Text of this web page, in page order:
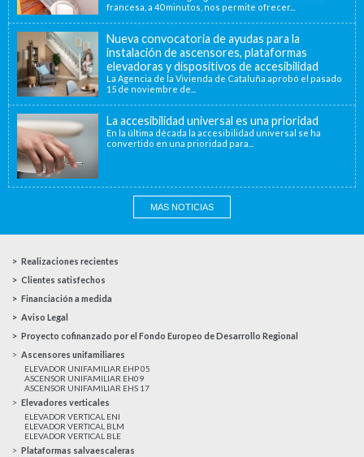
francesa, a 40 minutos, nos permite ofrecer...
Nueva convocatoria de ayudas para la
instalación de ascensores, plataformas
elevadoras y dispositivos de accesibilidad
La Agencia de la Vivienda de Cataluña aprobó el pasado
15 de noviembre de...
La accesibilidad universal es una prioridad
En la última década la accesibilidad universal se ha
convertido en una prioridad para...
MAS NOTICIAS
Realizaciones recientes
Clientes satisfechos
Financiación a medida
Aviso Legal
Proyecto cofinanzado por el Fondo Europeo de Desarrollo Regional
Ascensores unifamiliares
ELEVADOR UNIFAMILIAR EHP 05
ASCENSOR UNIFAMILIAR EH09
ASCENSOR UNIFAMILIAR EHS 17
Elevadores verticales
ELEVADOR VERTICAL ENI
ELEVADOR VERTICAL BLM
ELEVADOR VERTICAL BLE
Plataformas salvaescaleras